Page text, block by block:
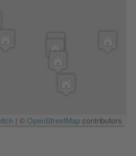
| ©OpenStreetMapcontributors